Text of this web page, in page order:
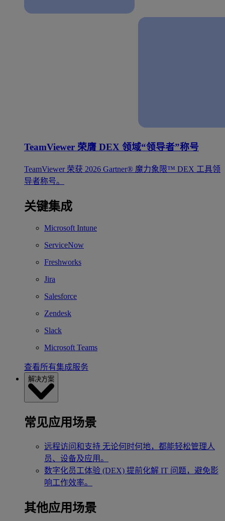
TeamViewer 荣膺 DEX 领域“领导者”称号
TeamViewer 荣获 2026 Gartner® 魔力象限™ DEX 工具领
导者称号。
关键集成
Microsoft Intune
ServiceNow
Freshworks
Jira
Salesforce
Zendesk
Slack
Microsoft Teams
查看所有集成服务
解决方案
常见应用场景
远程访问和支持 无论何时何地，都能轻松管理人
员、设备及应用。
数字化员工体验 (DEX) 提前化解 IT 问题，避免影
响工作效率。
其他应用场景